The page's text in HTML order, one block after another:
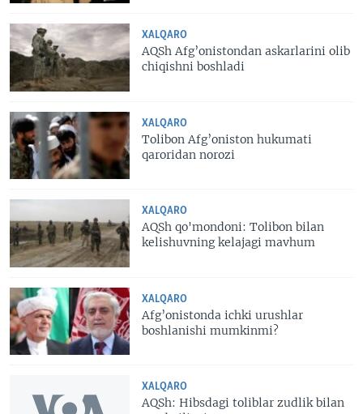
XALQARO
AQSh Afg’onistondan askarlarini olib
chiqishni boshladi
XALQARO
Tolibon Afg’oniston hukumati
qaroridan norozi
XALQARO
AQSh qo'mondoni: Tolibon bilan
kelishuvning kelajagi mavhum
XALQARO
Afg’onistonda ichki urushlar
boshlanishi mumkinmi?
XALQARO
AQSh: Hibsdagi toliblar zudlik bilan